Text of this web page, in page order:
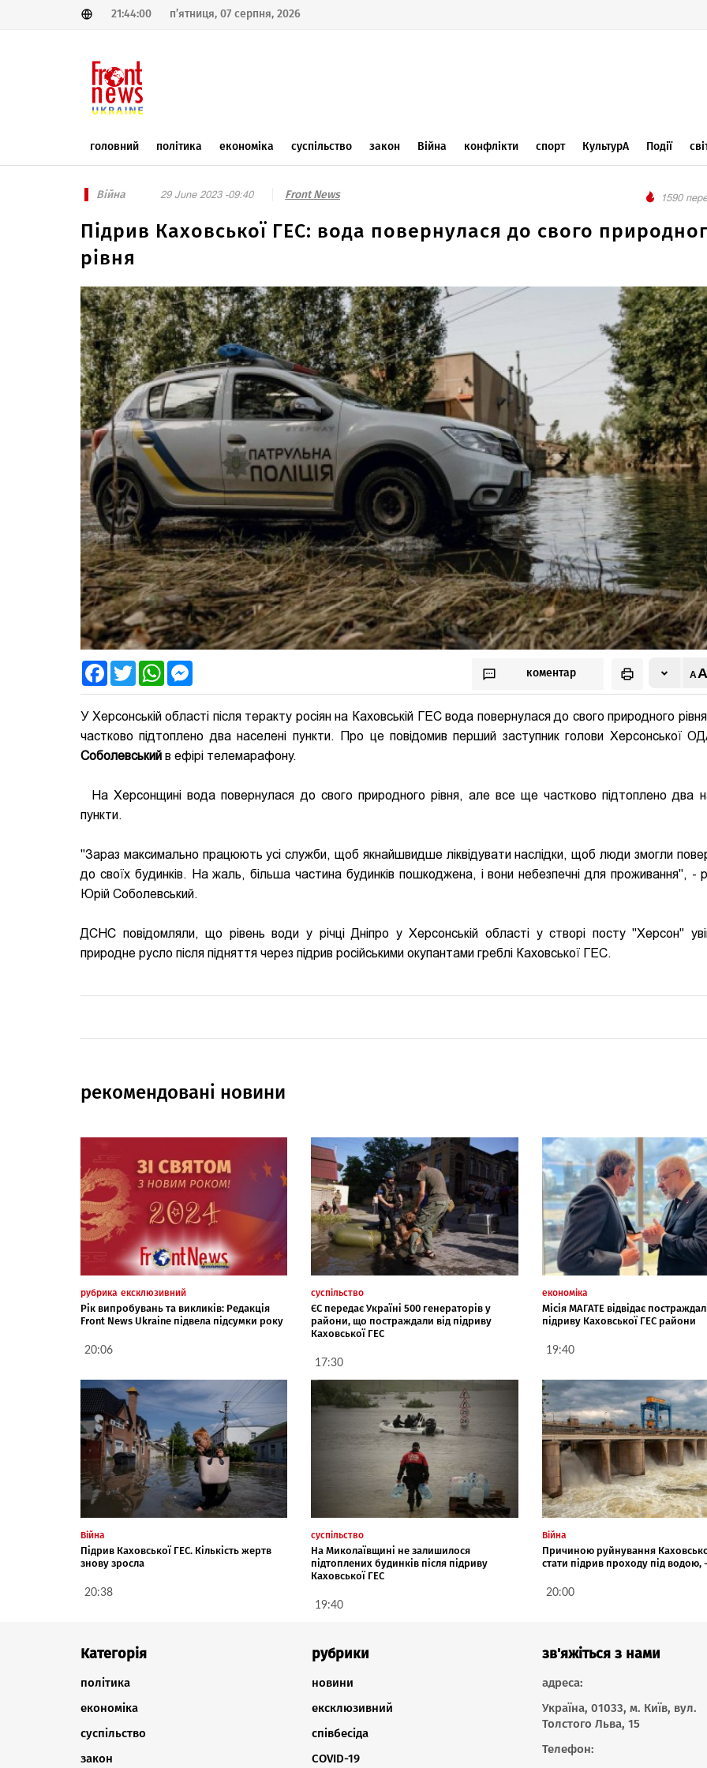
21:44:00 п’ятниця, 07 серпня, 2026
головний політика економіка суспільство закон Війна конфлікти спорт КультурА Події
Війна 29 June 2023 -09:40 Front News 1590
Підрив Каховської ГЕС: вода повернулася до свого
рівня
FacebookTwitter WhatsApp коментар
У Херсонській області після теракту росіян на Каховській ГЕС вода повернулася до свого природного
частково підтоплено два населені пункти. Про це повідомив перший заступник голови Херсонської
Соболевський в ефірі телемарафону.
На Херсонщині вода повернулася до свого природного рівня, але все ще частково підтоплено два
пункти.
"Зараз максимально працюють усі служби, щоб якнайшвидше ліквідувати наслідки, щоб люди змогли
до своїх будинків. На жаль, більша частина будинків пошкоджена, і вони небезпечні для проживання", -
Юрій Соболевський.
ДСНС повідомляли, що рівень води у річці Дніпро у Херсонській області у створі посту "Херсон"
природне русло після підняття через підрив російськими окупантами греблі Каховської ГЕС.
рекомендовані новини
рубрика ексклюзивний
Рік випробувань та викликів: Редакція
Front News Ukraine підвела підсумки року
20:06
суспільство
ЄС передає Україні 500 генераторів у
райони, що постраждали від підриву
Каховської ГЕС
17:30
економіка
Місія МАГАТЕ відвідає
підриву Каховської ГЕС райони
19:40
Війна
Підрив Каховської ГЕС. Кількість жертв
знову зросла
20:38
суспільство
На Миколаївщині не залишилося
підтоплених будинків після підриву
Каховської ГЕС
19:40
Війна
Причиною руйнування
стати підрив проходу під водою,
20:00
Категорія
політика
економіка
суспільство
закон
рубрики
новини
ексклюзивний
співбесіда
COVID-19
зв'яжіться з нами
адреса:
Україна, 01033, м. Київ, вул.
Толстого Льва, 15
Телефон: